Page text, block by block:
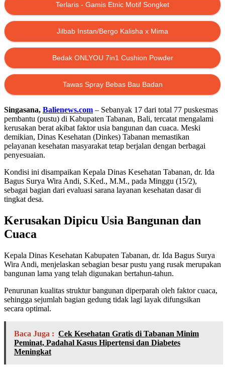
Terlaris - Gamis Etnic Motif Songket
Jilbab Instan/Bergo Kalisha x Mima
Bedak ONLYOU 7in1 Cushion Powder
Tawas Spray Bebas Bau Badan
Singasana, Balienews.com – Sebanyak 17 dari total 77 puskesmas
pembantu (pustu) di Kabupaten Tabanan, Bali, tercatat mengalami
kerusakan berat akibat faktor usia bangunan dan cuaca. Meski
demikian, Dinas Kesehatan (Dinkes) Tabanan memastikan
pelayanan kesehatan masyarakat tetap berjalan dengan berbagai
penyesuaian.
Kondisi ini disampaikan Kepala Dinas Kesehatan Tabanan, dr. Ida
Bagus Surya Wira Andi, S.Ked., M.M., pada Minggu (15/2),
sebagai bagian dari evaluasi sarana layanan kesehatan dasar di
tingkat desa.
Kerusakan Dipicu Usia Bangunan dan
Cuaca
Kepala Dinas Kesehatan Kabupaten Tabanan, dr. Ida Bagus Surya
Wira Andi, menjelaskan sebagian besar pustu yang rusak merupakan
bangunan lama yang telah digunakan bertahun-tahun.
Penurunan kualitas struktur bangunan diperparah oleh faktor cuaca,
sehingga sejumlah bagian gedung tidak lagi layak difungsikan
secara optimal.
Baca Juga : Cek Kesehatan Gratis di Tabanan Minim
Peminat, Padahal Kasus Hipertensi dan Diabetes
Meningkat